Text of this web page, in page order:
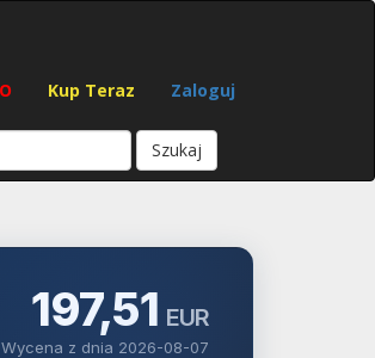
Kup Teraz Zaloguj
Szukaj
197,51 EUR
Wycena z dnia 2026-08-07